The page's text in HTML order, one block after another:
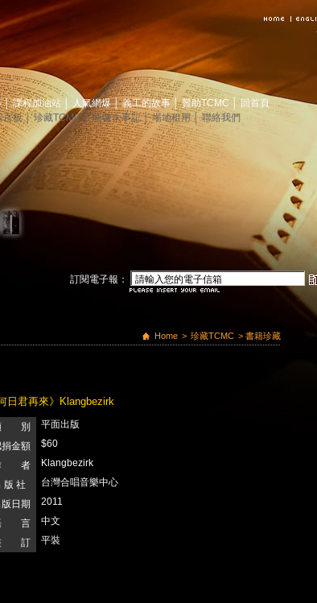
│ 課程加油站 人氣網爆│ 義工的故事 │ 贊助TCMC │ 回首頁
言板│ 珍藏TCMC│ 映像大事記│ 場地租用│ 聯絡我們
訂閱電子報：
Home > 珍藏TCMC > 書籍珍藏
何日君再來》Klangbezirk
別
平面出版
金額
$60
者
Klangbezirk
版 社
台灣合唱音樂中心
日期
2011
言
中文
訂
平裝